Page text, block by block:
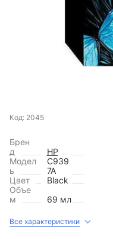
Код: 2045
Брен
д
HP
Модел
ь
C939
7A
Цвет
Black
Объе
м
69 мл
Все характеристики